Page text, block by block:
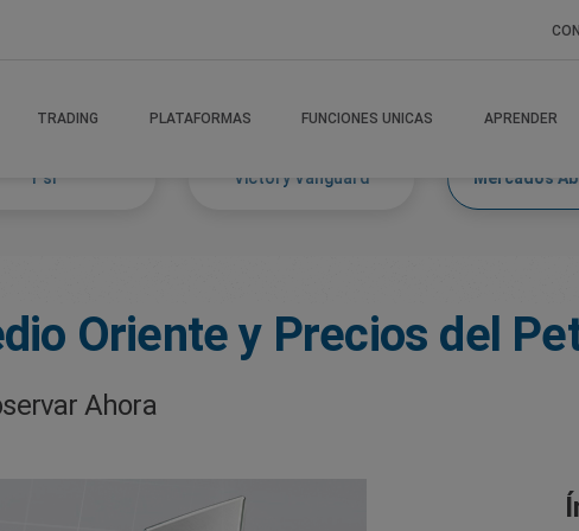
TRADING PLATAFORMAS FUNCIONES UNICAS APRENDER
Y si Victory Vanguard Mercados
Oriente y Precios del
Ahora